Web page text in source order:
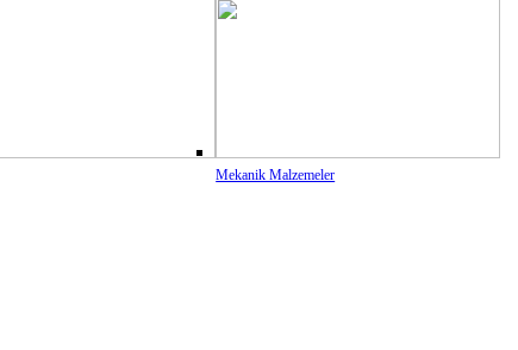
Mekanik Malzemeler